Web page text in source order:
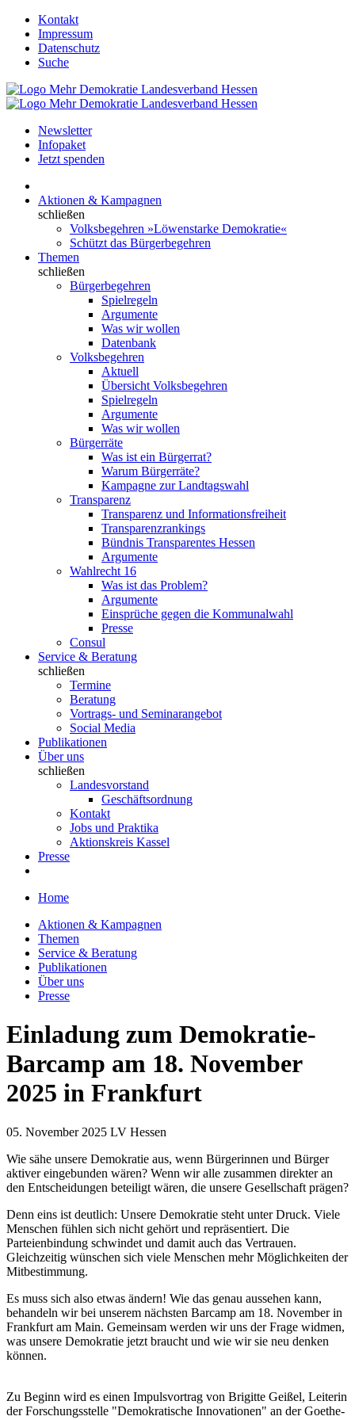
Kontakt
Impressum
Datenschutz
Suche
Newsletter
Infopaket
Jetzt spenden
Aktionen & Kampagnen
schließen
Volksbegehren »Löwenstarke Demokratie«
Schützt das Bürgerbegehren
Themen
schließen
Bürgerbegehren
Spielregeln
Argumente
Was wir wollen
Datenbank
Volksbegehren
Aktuell
Übersicht Volksbegehren
Spielregeln
Argumente
Was wir wollen
Bürgerräte
Was ist ein Bürgerrat?
Warum Bürgerräte?
Kampagne zur Landtagswahl
Transparenz
Transparenz und Informationsfreiheit
Transparenzrankings
Bündnis Transparentes Hessen
Argumente
Wahlrecht 16
Was ist das Problem?
Argumente
Einsprüche gegen die Kommunalwahl
Presse
Consul
Service & Beratung
schließen
Termine
Beratung
Vortrags- und Seminarangebot
Social Media
Publikationen
Über uns
schließen
Landesvorstand
Geschäftsordnung
Kontakt
Jobs und Praktika
Aktionskreis Kassel
Presse
Home
Aktionen & Kampagnen
Themen
Service & Beratung
Publikationen
Über uns
Presse
Einladung zum Demokratie-
Barcamp am 18. November
2025 in Frankfurt
05. November 2025 LV Hessen
Wie sähe unsere Demokratie aus, wenn Bürgerinnen und Bürger
aktiver eingebunden wären? Wenn wir alle zusammen direkter an
den Entscheidungen beteiligt wären, die unsere Gesellschaft prägen?
Denn eins ist deutlich: Unsere Demokratie steht unter Druck. Viele
Menschen fühlen sich nicht gehört und repräsentiert. Die
Parteienbindung schwindet und damit auch das Vertrauen.
Gleichzeitig wünschen sich viele Menschen mehr Möglichkeiten der
Mitbestimmung.
Es muss sich also etwas ändern! Wie das genau aussehen kann,
behandeln wir bei unserem nächsten Barcamp am 18. November in
Frankfurt am Main. Gemeinsam werden wir uns der Frage widmen,
was unsere Demokratie jetzt braucht und wie wir sie neu denken
können.
Zu Beginn wird es einen Impulsvortrag von Brigitte Geißel, Leiterin
der Forschungsstelle "Demokratische Innovationen" an der Goethe-